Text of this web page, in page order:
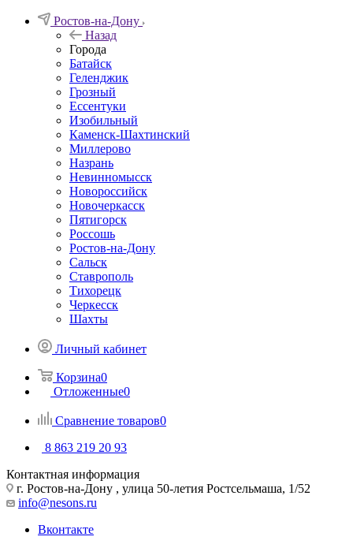
Ростов-на-Дону
Назад
Города
Батайск
Геленджик
Грозный
Ессентуки
Изобильный
Каменск-Шахтинский
Миллерово
Назрань
Невинномысск
Новороссийск
Новочеркасcк
Пятигорск
Россошь
Ростов-на-Дону
Сальск
Ставрополь
Тихорецк
Черкесск
Шахты
Личный кабинет
Корзина0
Отложенные0
Сравнение товаров0
8 863 219 20 93
Контактная информация
г. Ростов-на-Дону , улица 50-летия Ростсельмаша, 1/52
info@nesons.ru
Вконтакте